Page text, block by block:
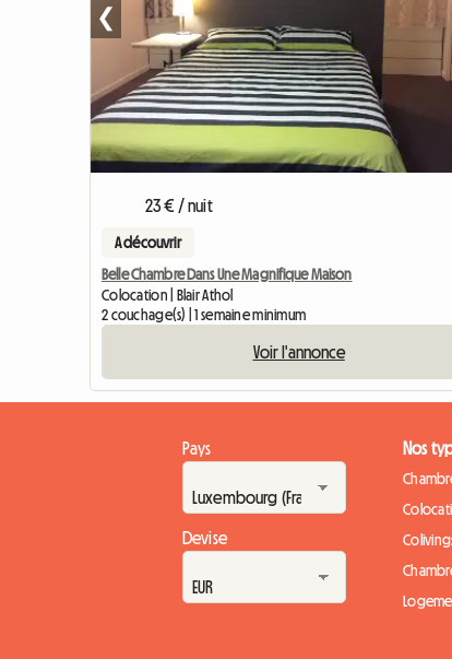
❮
23 € / nuit
A découvrir
Belle Chambre Dans Une Magnifique Maison
Colocation | Blair Athol
2 couchage(s) | 1 semaine minimum
Voir l'annonce
Pays
Devise
Nos